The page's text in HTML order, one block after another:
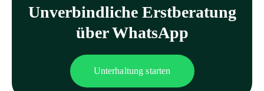
Unverbindliche Erst­beratung
über WhatsApp
Unterhaltung starten